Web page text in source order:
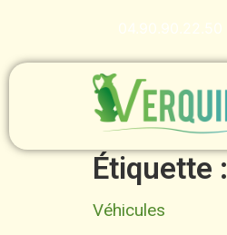
04.90.90.22.50
Étiquette :
Véhicules